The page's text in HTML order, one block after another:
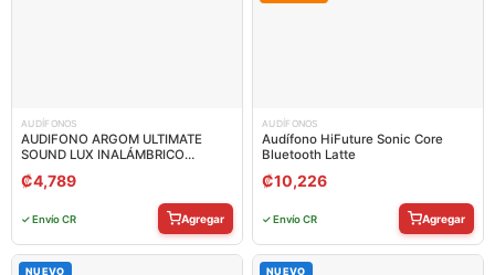
AUDÍFONOS
AUDIFONO ARGOM ULTIMATE
SOUND LUX INALÁMBRICO
₡4,789
✓ Envío CR Agregar
AUDÍFONOS
Audífono HiFuture Sonic Core
Bluetooth Latte
₡10,226
✓ Envío CR Agregar
NUEVO NUEVO